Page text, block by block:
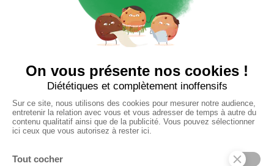
Nous sommes connectés
pour répondre à tous vos besoins
SUIVEZ-NOUS